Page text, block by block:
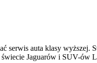
serwis auta klasy wyższej.
Jaguarów i SUV-ów